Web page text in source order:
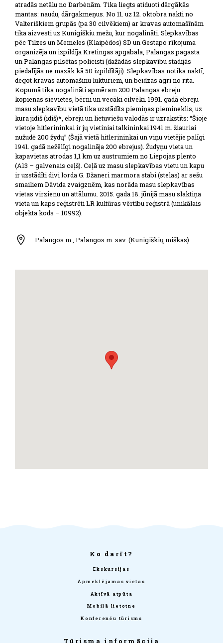
atradās netālu no Darbėnām. Tika liegts atiduoti dārgākās
mantas: naudu, dārgakmeņus. No 11. uz 12. oktobra nakti no
Valteriškiem grupās (pa 30 cilvēkiem) ar kravas automašīnām
tika aizvesti uz Kunigiškiu mežu, kur nogalināti. Slepkavības
pēc Tilzes un Memeles (Klaipėdos) SD un Gestapo rīkojuma
organizēja un izpildīja Kretingas apgabala, Palangas pagasta
un Palangas pilsētas policisti (dažādās slepkavību stadijās
piedalījās ne mazāk kā 50 izpildītāji). Slepkavības notika naktī,
degot kravas automašīnu lukturiem, un beidzās agri no rīta.
Kopumā tika nogalināti apmēram 200 Palangas ebreju
kopienas sievietes, bērni un vecāki cilvēki. 1991. gadā ebreju
masu slepkavību vietā tika uzstādīts piemiņas piemineklis, uz
kura jidiš (idiš)*, ebreju un lietuviešu valodās ir uzrakstīts: “Šioje
vietoje hitlerininkai ir jų vietiniai talkininkai 1941 m. žiauriai
nužudė 200 žydų” (Šajā vietā hitlerininkai un viņu vietējie palīgi
1941. gadā nežēlīgi nogalināja 200 ebrejus). Žudyņu vieta un
kapavietas atrodas 1,1 km uz austrumiem no Liepojas plento
(A13 – galvenais ceļš). Ceļā uz masu slepkavības vietu un kapu
ir uzstādīti divi lorda G. Džaneri marmora stabi (stelas) ar sešu
smailiem Dāvida zvaigznēm, kas norāda masu slepkavības
vietas virzienu un attālumu. 2015. gada 18. jūnijā masu slaktiņa
vieta un kaps reģistrēti LR kultūras vērtību reģistrā (unikālais
objekta kods – 10992).
Palangos m., Palangos m. sav. (Kunigiškių miškas)
Ko darīt?
Ekskursijas
Apmeklējamas vietas
Aktīvā atpūta
Mobilā lietotne
Konferenču tūrisms
Tūrisma informācija